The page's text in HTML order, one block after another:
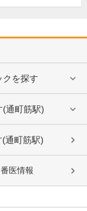
クを探す
(通町筋駅)
通町筋駅)
医情報